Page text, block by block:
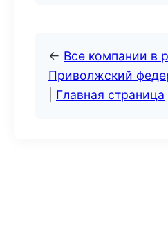
← Все компании в
Приволжский
Главная страница